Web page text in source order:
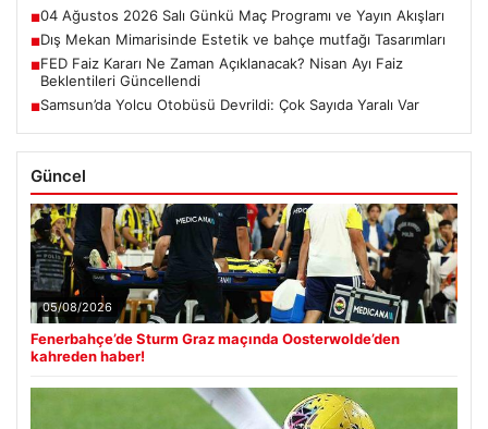
■04 Ağustos 2026 Salı Günkü Maç Programı ve Yayın Akışları
■Dış Mekan Mimarisinde Estetik ve bahçe mutfağı Tasarımları
■FED Faiz Kararı Ne Zaman Açıklanacak? Nisan Ayı Faiz
Beklentileri Güncellendi
■Samsun’da Yolcu Otobüsü Devrildi: Çok Sayıda Yaralı Var
Güncel
05/08/2026
Fenerbahçe’de Sturm Graz maçında Oosterwolde’den
kahreden haber!